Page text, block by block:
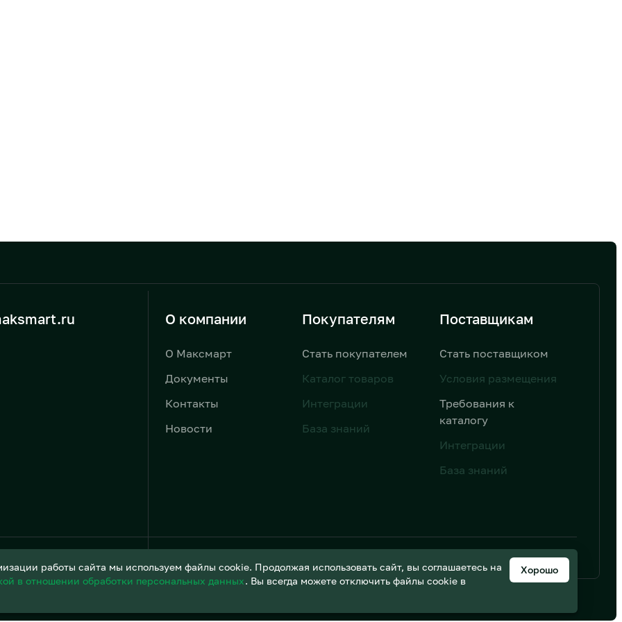
О компании
О Максмарт
Документы
Контакты
Новости
Покупателям
Стать покупателем
Каталог товаров
Интеграции
База знаний
Поставщикам
Стать поставщиком
Условия размещения
Требования к
каталогу
Интеграции
База знаний
Дизайн от AIC
работы сайта мы используем файлы cookie. Продолжая использовать сайт, вы соглашаетесь на
в отношении обработки персональных данных. Вы всегда можете отключить файлы cookie в
Хорошо